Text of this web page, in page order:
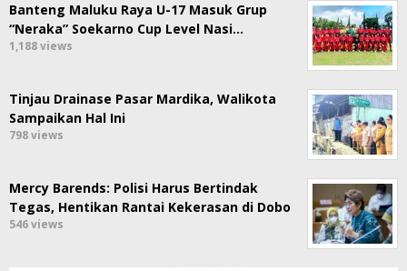
Banteng Maluku Raya U-17 Masuk Grup
“Neraka” Soekarno Cup Level Nasi…
1,188 views
Tinjau Drainase Pasar Mardika, Walikota
Sampaikan Hal Ini
798 views
Mercy Barends: Polisi Harus Bertindak
Tegas, Hentikan Rantai Kekerasan di Dobo
546 views